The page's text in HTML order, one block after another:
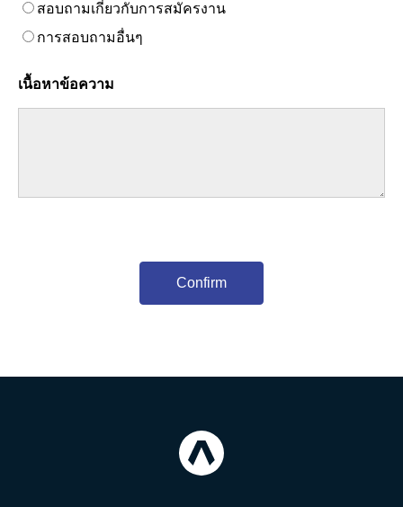
สอบถามเกี่ยวกับการสมัครงาน
การสอบถามอื่นๆ
เนื้อหาข้อความ
Confirm